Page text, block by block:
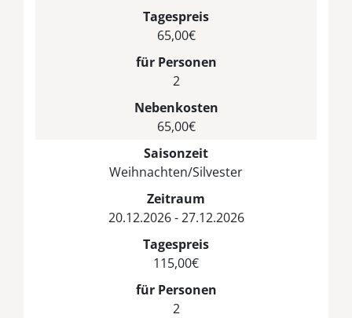
Tagespreis
65,00€
für Personen
2
Nebenkosten
65,00€
Saisonzeit
Weihnachten/Silvester
Zeitraum
20.12.2026 - 27.12.2026
Tagespreis
115,00€
für Personen
2